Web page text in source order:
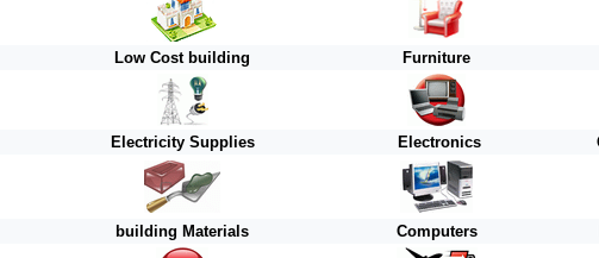
Low Cost building Furniture
Electricity Supplies Electronics
building Materials Computers